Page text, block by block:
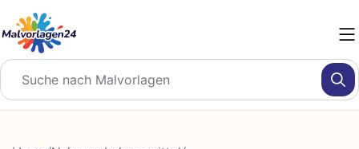
Inhalt
springen